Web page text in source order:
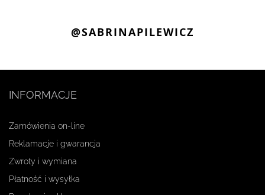
@SABRINAPILEWICZ
INFORMACJE
Zamówienia on-line
Reklamacje i gwarancja
Zwroty i wymiana
Płatność i wysyłka